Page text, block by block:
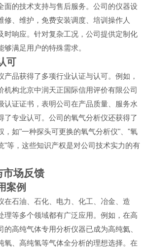
面的技术支持与售后服务。公司的仪器设
修、维护，免费安装调度、培训操作人
时响应。针对复杂工况，公司提供定制化
满足用户的特殊需求。
可
产品获得了多项行业认证与认可。例如，
机构北京中润天正国际信用评价有限公司
认证证书，表明公司在产品质量、服务水
了专业认可。公司的氧气分析仪还获得了
，如"一种探头可更换的氧气分析仪"、"氧
"等，这些知识产权是对公司技术实力的有
市场反馈
案例
在石油、石化、电力、化工、冶金、造
理等多个领域都有广泛应用。例如，在高
的高纯气体专用分析仪器已成为高纯氦、
氧、高纯氢等气体全分析的理想选择。在